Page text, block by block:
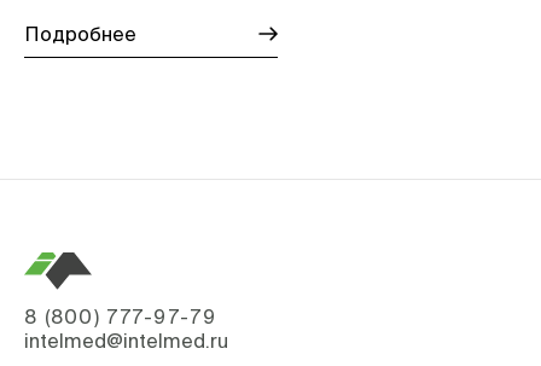
Подробнее
8 (800) 777-97-79
intelmed@intelmed.ru